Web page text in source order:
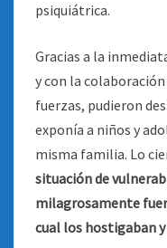
psiquiátrica.
Gracias a la
y con la
fuerzas, pudieron
exponía a niños y
misma familia. Lo
situación de
milagrosamente
cual los hostigaban